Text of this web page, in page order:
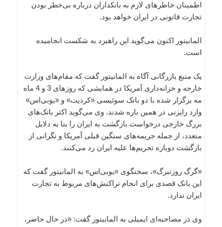
اطمینان خاطرهای لازم به بانکداران درباره بی‌خطر بودن
تجارت قانونی در ایران خواهد بود.
المانیتور اکنون می‌گوید این راهبرد به شکست انجامیده
است.
یک منبع بازرگانی آگاه به المانیتور گفت که مقام‌های وزارت
خارجه و خزانه‌داری آمریکا در همایشی که روزهای 3 و 4 ماه
مه برگزار شده با دو بانک سوئیسی «کردیت» و «یوبی‌اس»
وارد رایزنی در همین باره شدند. وی می‌گوید اکثر بانک‌های
بزرگ خارجی درخواست بازگشت به ایران را بنا به دلایل
متعدد، از جمله جریمه‌های سنگین قبلی آمریکا و نگرانی از
بازگشت دوباره تحریم‌ها علیه ایران رد می‌کنند.
«گرگ روزنبرگ»، سخنگوی «یو‌بی‌اس» به المانیتور گفت که
این بانک قصدی برای انجام تراکنش‌های مربوط به تجارت
ایران ندارد.
وی در مصاحبه‌ای ایمیلی به المانیتور گفت: «در حال حاضر،